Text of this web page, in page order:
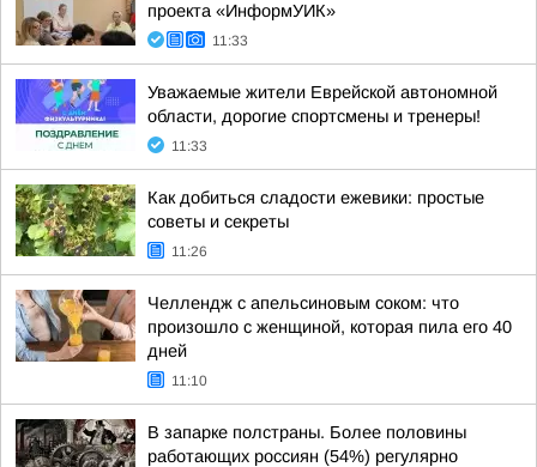
проекта «ИнформУИК»
11:33
Уважаемые жители Еврейской автономной
области, дорогие спортсмены и тренеры!
11:33
Как добиться сладости ежевики: простые
советы и секреты
11:26
Челлендж с апельсиновым соком: что
произошло с женщиной, которая пила его 40
дней
11:10
В запарке полстраны. Более половины
работающих россиян (54%) регулярно